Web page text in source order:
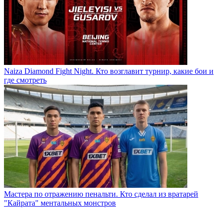
Naiza Diamond Fight Night. Кто возглавит турнир, какие бои и
где смотреть
Мастера по отражению пенальти. Кто сделал из вратарей
"Кайрата" ментальных монстров